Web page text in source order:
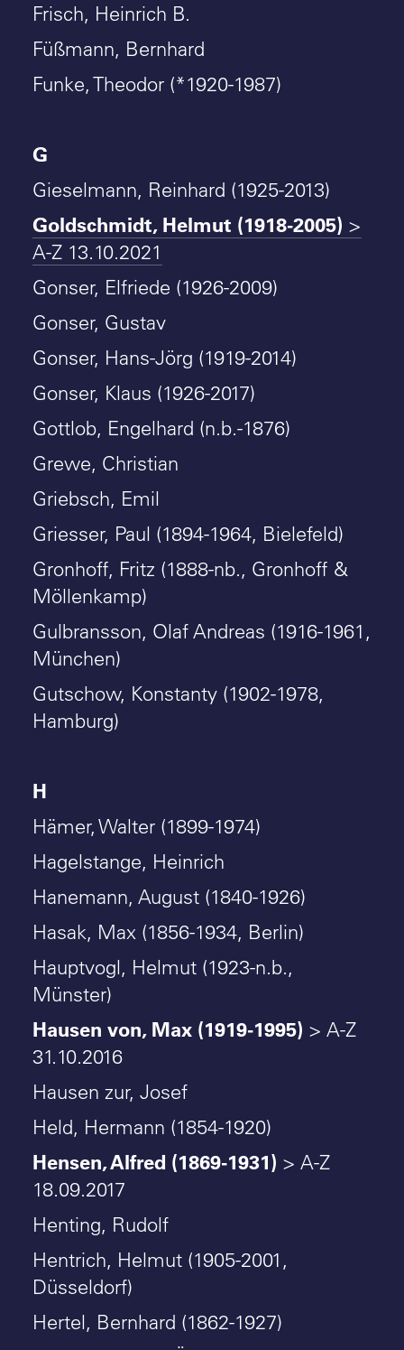
Frisch, Heinrich B.
Füßmann, Bernhard
Funke, Theodor (*1920-1987)
G
Gieselmann, Reinhard (1925-2013)
Goldschmidt, Helmut (1918-2005) >
A-Z 13.10.2021
Gonser, Elfriede (1926-2009)
Gonser, Gustav
Gonser, Hans-Jörg (1919-2014)
Gonser, Klaus (1926-2017)
Gottlob, Engelhard (n.b.-1876)
Grewe, Christian
Griebsch, Emil
Griesser, Paul (1894-1964, Bielefeld)
Gronhoff, Fritz (1888-nb., Gronhoff &
Möllenkamp)
Gulbransson, Olaf Andreas (1916-1961,
München)
Gutschow, Konstanty (1902-1978,
Hamburg)
H
Hämer, Walter (1899-1974)
Hagelstange, Heinrich
Hanemann, August (1840-1926)
Hasak, Max (1856-1934, Berlin)
Hauptvogl, Helmut (1923-n.b.,
Münster)
Hausen von, Max (1919-1995) > A-Z
31.10.2016
Hausen zur, Josef
Held, Hermann (1854-1920)
Hensen, Alfred (1869-1931) > A-Z
18.09.2017
Henting, Rudolf
Hentrich, Helmut (1905-2001,
Düsseldorf)
Hertel, Bernhard (1862-1927)